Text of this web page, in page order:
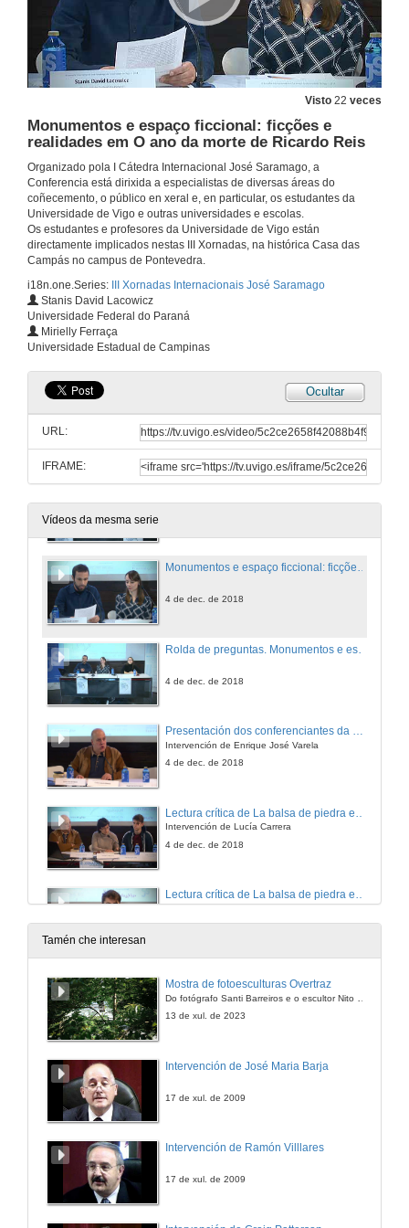
Visto 22 veces
Monumentos e espaço ficcional: ficções e
realidades em O ano da morte de Ricardo Reis
Organizado pola I Cátedra Internacional José Saramago, a
Conferencia está dirixida a especialistas de diversas áreas do
coñecemento, o público en xeral e, en particular, os estudantes da
Universidade de Vigo e outras universidades e escolas.
Os estudantes e profesores da Universidade de Vigo están
directamente implicados nestas III Xornadas, na histórica Casa das
Campás no campus de Pontevedra.
i18n.one.Series:
III Xornadas Internacionais José Saramago
Stanis David Lacowicz
Universidade Federal do Paraná
Mirielly Ferraça
Universidade Estadual de Campinas
Ocultar
URL:
IFRAME:
Vídeos da mesma serie
Conferencia
3 de dec. de 2018
Rolda de preguntas. A Jangada de Pedra como personagem: da consciência de si à construção de um modelo alternativo para a sociedade capitalista
4 de dec. de 2018
A língua do poder segundo José Saramago
4 de dec. de 2018
Rolda de preguntas. Língua e espaços, poder e resistência em Saramago
4 de dec. de 2018
Presentación dos compoñentes da mesa: Monumentos e espaço ficcional: ficções e realidades em O ano da morte de Ricardo Reis
Monumentos e espaço ficcional: ficções e realidades em O ano da morte de Ricardo Reis
4 de dec. de 2018
4 de dec. de 2018
Presentación dos conferenciantes da mesa. A atualidade política de A Jangada de Pedra
Intervención de Enrique José Varela
4 de dec. de 2018
Intervención de Lucía Carrera
4 de dec. de 2018
Lectura crítica de La balsa de piedra en el contexto sociopolítico actual del Estado Autonómico
4 de dec. de 2018
Intervención de Lorena Durán
Intervención de: Hugo García y Alejandro Virgós
Intervención de Celso Cancela Outeda
Tamén che interesan
Mostra de fotoesculturas Overtraz
13 de xul. de 2023
Intervención de José Maria Barja
17 de xul. de 2009
Intervención de Ramón Villlares
17 de xul. de 2009